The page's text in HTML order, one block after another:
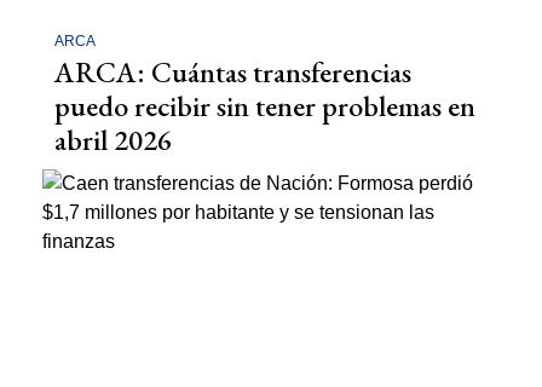
ARCA
ARCA: Cuántas transferencias
puedo recibir sin tener problemas en
abril 2026